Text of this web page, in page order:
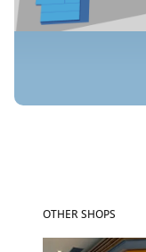
OTHER SHOPS